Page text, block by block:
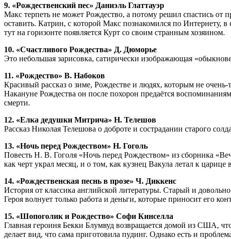
9. «Рождественский пес» Даниэль Глаттауэр
Макс терпеть не может Рождество, а потому решил спастись от
оставить. Катрин, с которой Макс познакомился по Интернету,
тут на горизонте появляется Курт со своим странным хозяином.
10. «Счастливого Рождества» Д. Дюморье
Это небольшая зарисовка, сатирически изображающая
11. «Рождество» В. Набоков
Красивый рассказ о зиме, Рождестве и людях, которым не
Накануне Рождества он после похорон предаётся
смерти.
12. «Елка дедушки Митрича» Н. Телешов
Рассказ Николая Телешова о доброте и сострадании старого
13. «Ночь перед Рождеством» Н. Гоголь
Повесть Н. В. Гоголя «Ночь перед Рождеством» из сборника
как черт украл месяц, и о том, как кузнец Вакула летал к
14. «Рождественская песнь в прозе» Ч. Диккенс
История от классика английской литературы. Старый и
Героя волнует только работа и деньги, которые приносит его
15. «Шопоголик и Рождество» Софи Кинселла
Главная героиня Бекки Блумвуд возвращается домой из США,
делает вид, что сама приготовила пудинг. Однако есть и